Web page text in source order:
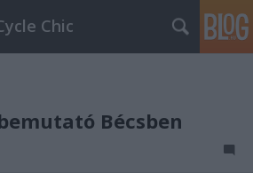
Chic
Bécsben